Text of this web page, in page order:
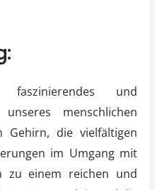
und
menschlichen
Gehirn, die vielfältigen
im Umgang mit
zu einem reichen und